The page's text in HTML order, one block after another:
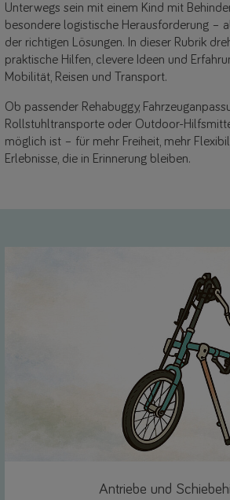
Unterwegs sein mit einem Kind mit
besondere logistische Herausforderung –
der richtigen Lösungen. In dieser Rubrik
praktische Hilfen, clevere Ideen und
Mobilität, Reisen und Transport.
Ob passender Rehabuggy,
Rollstuhltransporte oder Outdoor-
möglich ist – für mehr Freiheit, mehr
Erlebnisse, die in Erinnerung bleiben.
Antriebe und
Link